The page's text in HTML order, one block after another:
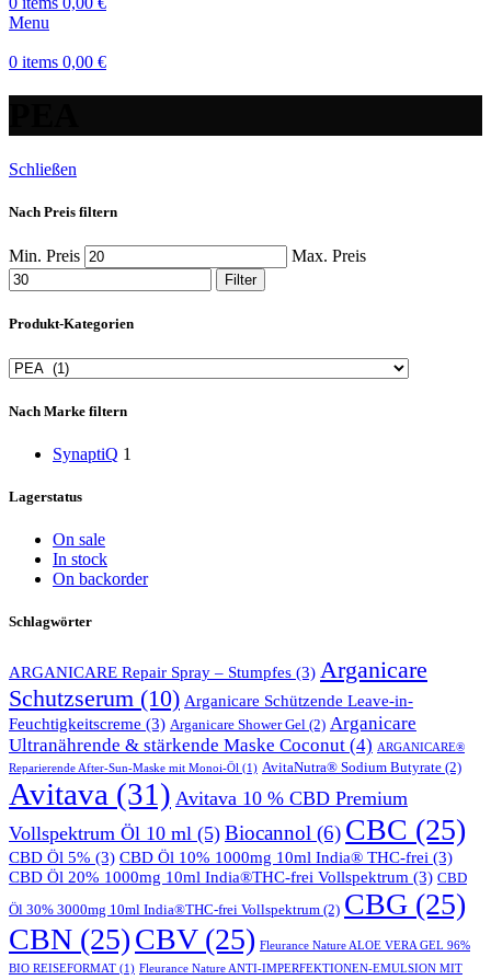
Menu
0 items 0,00 €
Schließen
Nach Preis filtern
Min. Preis Max. Preis
Filter
Produkt-Kategorien
Nach Marke filtern
SynaptiQ 1
Lagerstatus
On sale
In stock
On backorder
Schlagwörter
ARGANICARE Repair Spray – Stumpfes (3) Arganicare
Schutzserum (10) Arganicare Schützende Leave-in-
Feuchtigkeitscreme (3) Arganicare Shower Gel (2) Arganicare
Ultranährende & stärkende Maske Coconut (4) ARGANICARE®
Reparierende After-Sun-Maske mit Monoi-Öl (1) AvitaNutra® Sodium Butyrate (2)
Avitava (31) Avitava 10 % CBD Premium
Vollspektrum Öl 10 ml (5) Biocannol (6) CBC (25)
CBD Öl 5% (3) CBD Öl 10% 1000mg 10ml India® THC-frei (3)
CBD Öl 20% 1000mg 10ml India®THC-frei Vollspektrum (3) CBD
Öl 30% 3000mg 10ml India®THC-frei Vollspektrum (2) CBG (25)
CBN (25)CBV(25) Fleurance Nature ALOE VERA GEL 96%
BIO REISEFORMAT (1) Fleurance Nature ANTI-IMPERFEKTIONEN-EMULSION MIT